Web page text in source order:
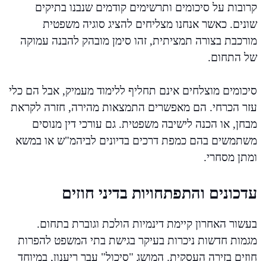
קרובות על סיכומים ותרשימים קודמים שנבנו בתיקים
שונים. כאשר אנחנו מצליחים להציג סוגיה משפטית
מורכבת בצורה תמציתית, זהו סימן מובהק להבנה עמוקה
של התחום.
סיכומים מוצלחים אינם תחליף ללימוד מעמיק, אבל הם כלי
עזר הכרחי. הם מאפשרים התמצאות מהירה, חזרה לקראת
מבחן, או הכנה לישיבה משפטית. גם עורכי דין מנוסים
משתמשים בהם כמפת דרכים בדיונים לביהמ"ש או במשא
ומתן מסחרי.
עדכונים והתפתחויות בדיני חוזים
בעשור האחרון קיימת דינמיות הולכת וגוברת בתחום.
מגמות חדשות ניכרות בעיקר בגישת בתי המשפט להפרות
חוזים בזירה העסקית. המושג "סיכול" עבר ריענון, במיוחד